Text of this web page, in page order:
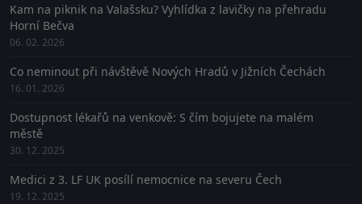
Kam na piknik na Valašsku? Vyhlídka z lavičky na přehradu
Horní Bečva
06. 02. 2026
Co neminout při návštěvě Nových Hradů v Jižních Čechách
16. 01. 2026
Dostupnost lékařů na venkově: S čím bojujete na malém
městě
30. 12. 2025
Medici z 3. LF UK posílí nemocnice na severu Čech
19. 12. 2025